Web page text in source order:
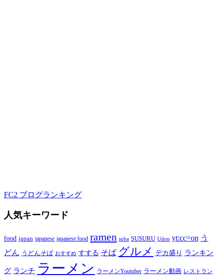
FC2 ブログランキング
人気キーワード
food japan japanese japanese food ramen soba SUSURU Udon yt:cc=on う
どん うどんそば おすすめ すする そば グルメ デカ盛り ランキン
グ ランチ ラーメン ラーメンYoutuber ラーメン動画 レストラン